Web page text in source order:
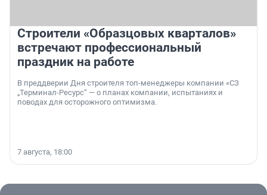
Строители «Образцовых кварталов»
встречают профессиональный
праздник на работе
В преддверии Дня строителя топ-менеджеры компании «СЗ
„Терминал-Ресурс“ — о планах компании, испытаниях и
поводах для осторожного оптимизма.
7 августа, 18:00